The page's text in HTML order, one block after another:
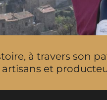
à travers son
et